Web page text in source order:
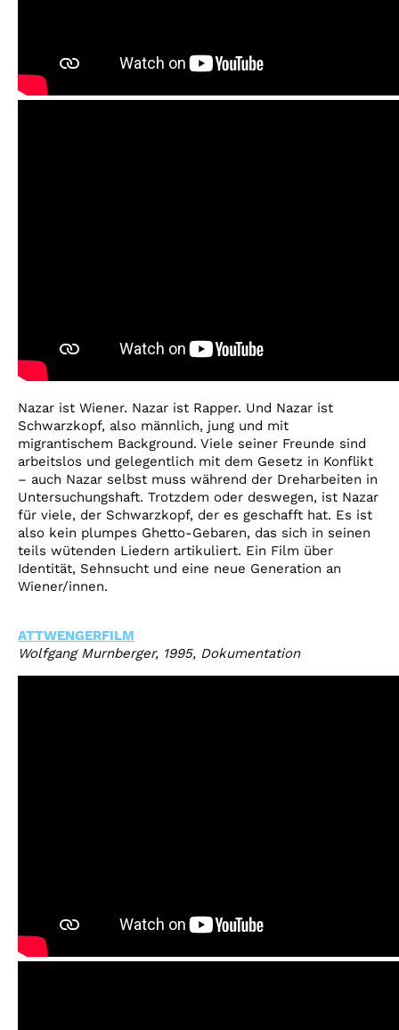
Nazar ist Wiener. Nazar ist Rapper. Und Nazar ist
Schwarzkopf, also männlich, jung und mit
migrantischem Background. Viele seiner Freunde sind
arbeitslos und gelegentlich mit dem Gesetz in Konflikt
– auch Nazar selbst muss während der Dreharbeiten in
Untersuchungshaft. Trotzdem oder deswegen, ist Nazar
für viele, der Schwarzkopf, der es geschafft hat. Es ist
also kein plumpes Ghetto-Gebaren, das sich in seinen
teils wütenden Liedern artikuliert. Ein Film über
Identität, Sehnsucht und eine neue Generation an
Wiener/innen.
ATTWENGERFILM
Wolfgang Murnberger, 1995, Dokumentation